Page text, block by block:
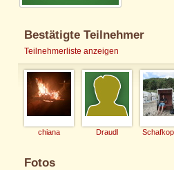
Bestätigte Teilnehmer
Teilnehmerliste anzeigen
chiana Draudl
Fotos